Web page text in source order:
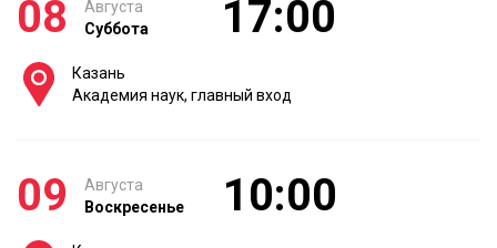
08
Августа
Суббота
17:00
Казань
Академия наук, главный вход
09
Августа
Воскресенье
10:00